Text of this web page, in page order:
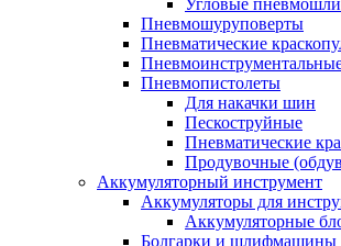
Угловые
Пневмошуруповерты
Пневматические
Пневмопистолеты
Для накачки шин
Пескоструйные
Пневматические
Продувочные
Аккумуляторный инструмент
Аккумуляторы для
Аккумуляторные
Болгарки и шлифмашины